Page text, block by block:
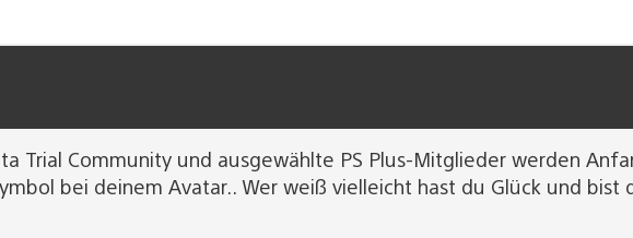
Trial Community und ausgewählte PS Plus-Mitglieder werden
bei deinem Avatar.. Wer weiß vielleicht hast du Glück und bist